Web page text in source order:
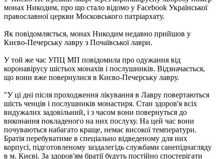
монах Никодим, про що стало відомо у Facebook Української
православної церкви Московського патріархату.
Як повідомляється, монах Никодим недавно прийшов у
Києво-Печерську лавру з Почаївської лаври.
У той же час УПЦ МП повідомила про одужання від
коронавірусу шістьох монахів і послушників. Відзначається,
що вони вже повернулися в Києво-Печерську лавру.
"У ці дні після проходження лікування в Лавру повертаються
шість ченців і послушників монастиря. Стан здоров'я всіх
видужалих задовільний, і з часом вони повернуться до
виконання покладеного на них послуху. На цей час вони
почуваються набагато краще, немає високої температури.
Братія перебуватиме в спеціально відведеному для них
корпусі, підготовленому заздалегідь службами санепіднагляду
в м. Києві. За здоров'ям братії будуть постійно спостерігати